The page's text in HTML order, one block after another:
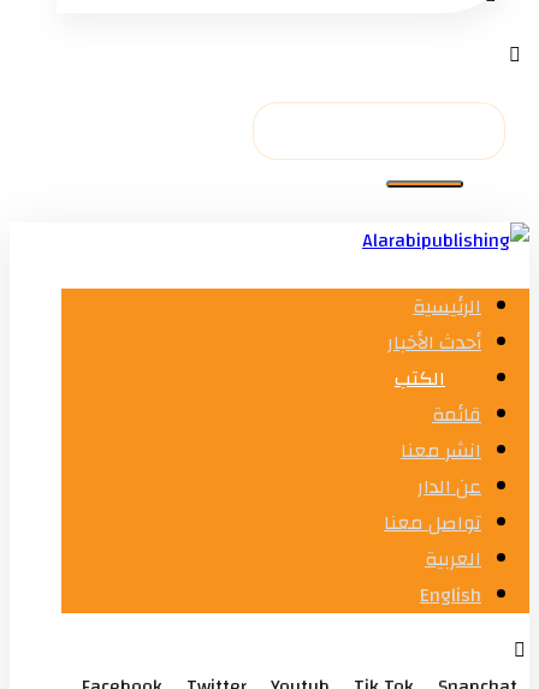
الرئيسية
أحدث الأخبار
الكتب
قائمة
انشر معنا
عن الدار
تواصل معنا
العربية
English